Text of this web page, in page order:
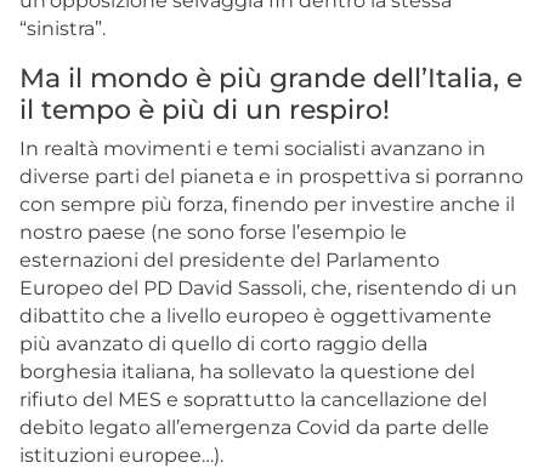
“sinistra”.
Ma il mondo è più grande dell’Italia, e
il tempo è più di un respiro!
In realtà movimenti e temi socialisti avanzano in
diverse parti del pianeta e in prospettiva si porranno
con sempre più forza, finendo per investire anche il
nostro paese (ne sono forse l’esempio le
esternazioni del presidente del Parlamento
Europeo del PD David Sassoli, che, risentendo di un
dibattito che a livello europeo è oggettivamente
più avanzato di quello di corto raggio della
borghesia italiana, ha sollevato la questione del
rifiuto del MES e soprattutto la cancellazione del
debito legato all’emergenza Covid da parte delle
istituzioni europee…).